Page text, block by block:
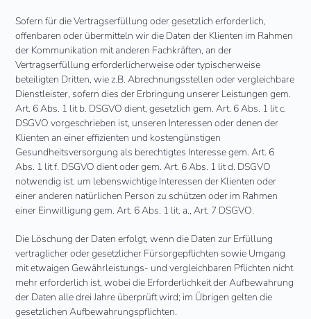
Sofern für die Vertragserfüllung oder gesetzlich erforderlich,
offenbaren oder übermitteln wir die Daten der Klienten im Rahmen
der Kommunikation mit anderen Fachkräften, an der
Vertragserfüllung erforderlicherweise oder typischerweise
beteiligten Dritten, wie z.B. Abrechnungsstellen oder vergleichbare
Dienstleister, sofern dies der Erbringung unserer Leistungen gem.
Art. 6 Abs. 1 lit b. DSGVO dient, gesetzlich gem. Art. 6 Abs. 1 lit c.
DSGVO vorgeschrieben ist, unseren Interessen oder denen der
Klienten an einer effizienten und kostengünstigen
Gesundheitsversorgung als berechtigtes Interesse gem. Art. 6
Abs. 1 lit f. DSGVO dient oder gem. Art. 6 Abs. 1 lit d. DSGVO
notwendig ist. um lebenswichtige Interessen der Klienten oder
einer anderen natürlichen Person zu schützen oder im Rahmen
einer Einwilligung gem. Art. 6 Abs. 1 lit. a., Art. 7 DSGVO.
Die Löschung der Daten erfolgt, wenn die Daten zur Erfüllung
vertraglicher oder gesetzlicher Fürsorgepflichten sowie Umgang
mit etwaigen Gewährleistungs- und vergleichbaren Pflichten nicht
mehr erforderlich ist, wobei die Erforderlichkeit der Aufbewahrung
der Daten alle drei Jahre überprüft wird; im Übrigen gelten die
gesetzlichen Aufbewahrungspflichten.